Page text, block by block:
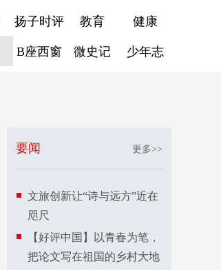
扬子时评 教育 健康
B座西窗 微史记 少年志
要闻 更多>>
文旅创新让“诗与远方”近在
咫尺
【好评中国】以青春为笔，
把论文写在祖国的乡村大地